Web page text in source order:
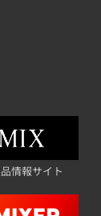
情報サイト